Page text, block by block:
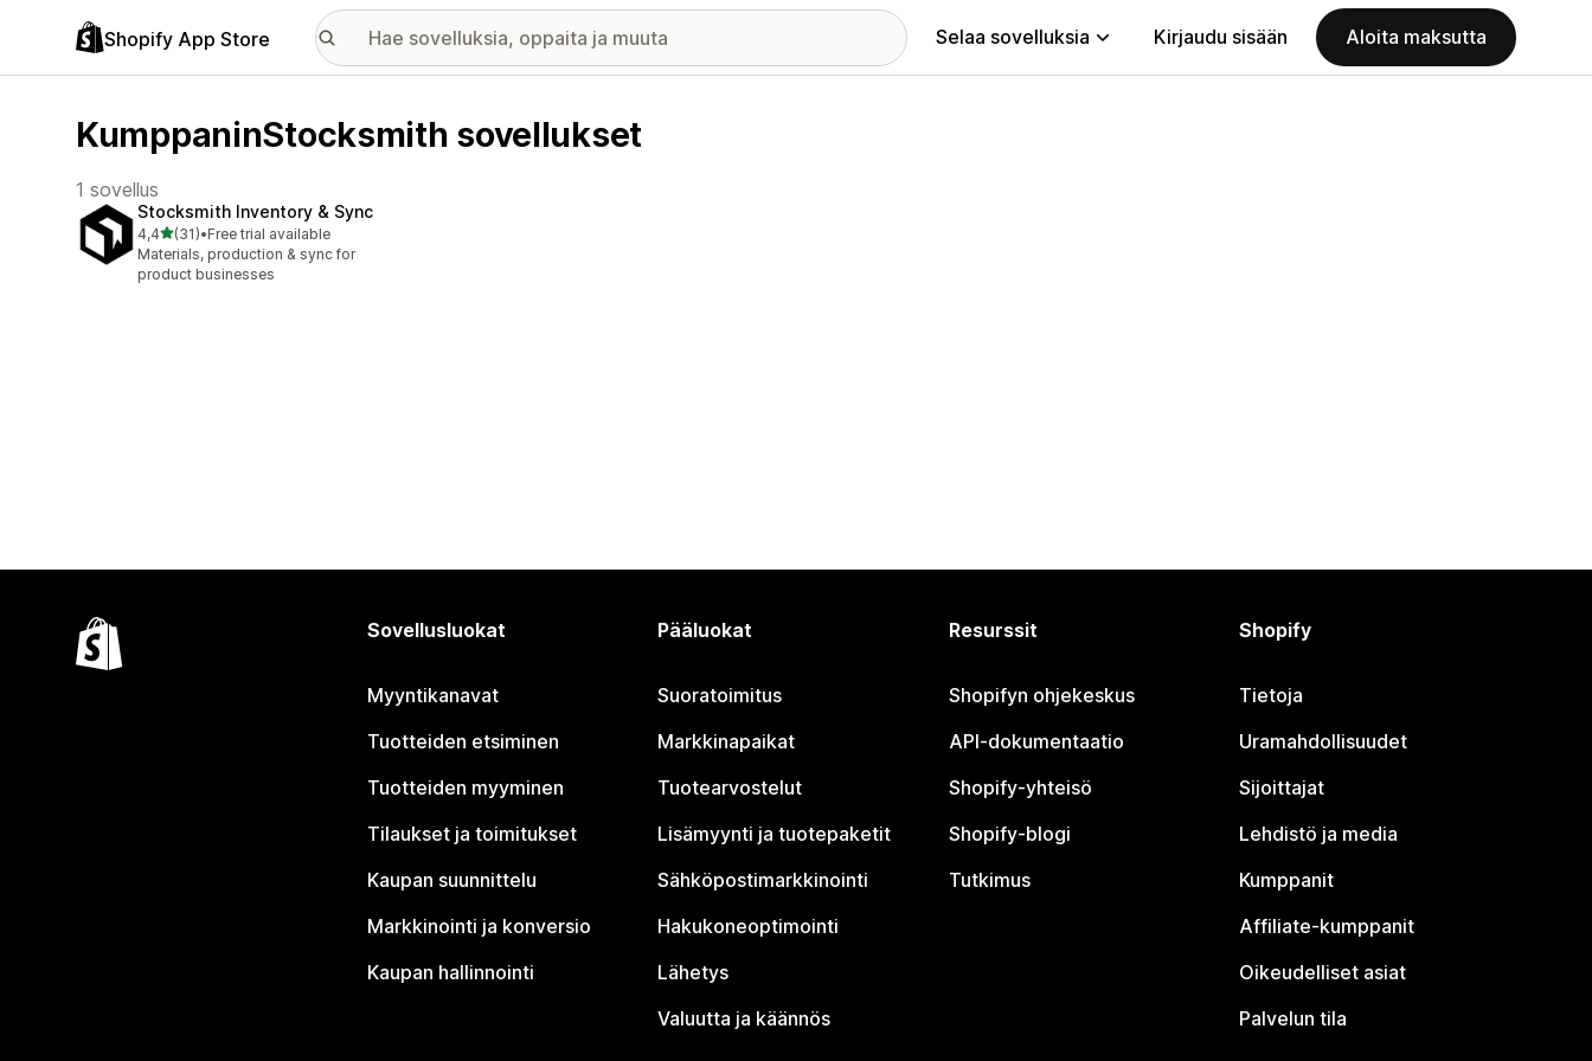
Shopify App Store Selaa sovelluksia Kirjaudu sisään Aloita maksutta
KumppaninStocksmith sovellukset
1 sovellus
Stocksmith Inventory & Sync
4,4/ 5 tähteä
(31)
31 arvostelua yhteensä
•Free trial available
Materials, production & sync for
product businesses
Sovellusluokat
Myyntikanavat
Tuotteiden etsiminen
Tuotteiden myyminen
Tilaukset ja toimitukset
Kaupan suunnittelu
Markkinointi ja konversio
Kaupan hallinnointi
Pääluokat
Suoratoimitus
Markkinapaikat
Tuotearvostelut
Lisämyynti ja tuotepaketit
Sähköpostimarkkinointi
Hakukoneoptimointi
Lähetys
Valuutta ja käännös
Resurssit
Shopifyn ohjekeskus
API-dokumentaatio
Shopify-yhteisö
Shopify-blogi
Tutkimus
Shopify
Tietoja
Uramahdollisuudet
Sijoittajat
Lehdistö ja media
Kumppanit
Affiliate-kumppanit
Oikeudelliset asiat
Palvelun tila